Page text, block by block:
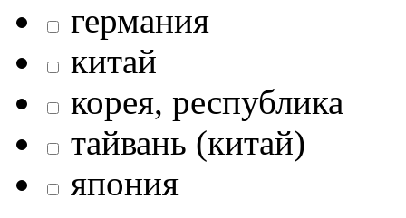
германия
китай
корея, республика
тайвань (китай)
япония